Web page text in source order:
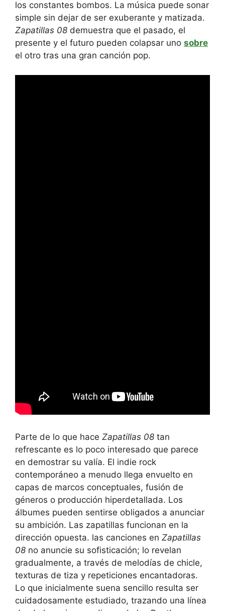
los constantes bombos. La música puede sonar
simple sin dejar de ser exuberante y matizada.
Zapatillas 08 demuestra que el pasado, el
presente y el futuro pueden colapsar uno sobre
el otro tras una gran canción pop.
Parte de lo que hace Zapatillas 08 tan
refrescante es lo poco interesado que parece
en demostrar su valía. El indie rock
contemporáneo a menudo llega envuelto en
capas de marcos conceptuales, fusión de
géneros o producción hiperdetallada. Los
álbumes pueden sentirse obligados a anunciar
su ambición. Las zapatillas funcionan en la
dirección opuesta. las canciones en Zapatillas
08 no anuncie su sofisticación; lo revelan
gradualmente, a través de melodías de chicle,
texturas de tiza y repeticiones encantadoras.
Lo que inicialmente suena sencillo resulta ser
cuidadosamente estudiado, trazando una línea